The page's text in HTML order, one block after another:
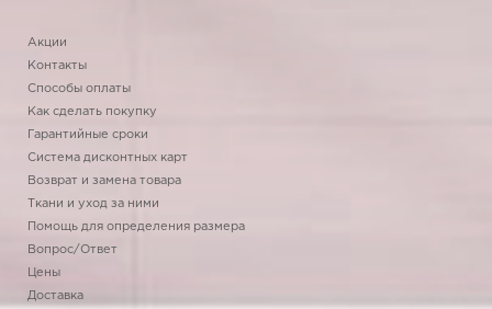
Акции
Контакты
Способы оплаты
Как сделать покупку
Гарантийные сроки
Система дисконтных карт
Возврат и замена товара
Ткани и уход за ними
Помощь для определения размера
Вопрос/Ответ
Цены
Доставка